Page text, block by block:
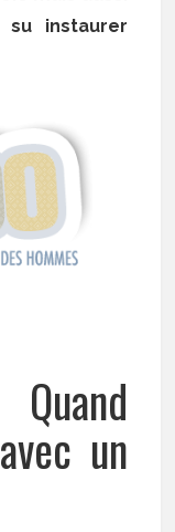
su instaurer
un